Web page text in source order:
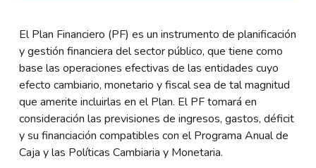
El Plan Financiero (PF) es un instrumento de planificación
y gestión financiera del sector público, que tiene como
base las operaciones efectivas de las entidades cuyo
efecto cambiario, monetario y fiscal sea de tal magnitud
que amerite incluirlas en el Plan. El PF tomará en
consideración las previsiones de ingresos, gastos, déficit
y su financiación compatibles con el Programa Anual de
Caja y las Políticas Cambiaria y Monetaria.
0 de 11 Artículos seleccionados/as